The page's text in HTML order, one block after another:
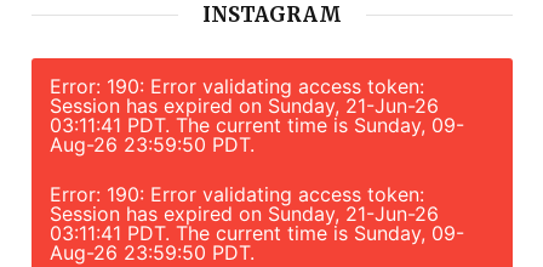
INSTAGRAM
Error: 190: Error validating access token:
Session has expired on Sunday, 21-Jun-26
03:11:41 PDT. The current time is Sunday, 09-
Aug-26 23:59:50 PDT.
Error: 190: Error validating access token:
Session has expired on Sunday, 21-Jun-26
03:11:41 PDT. The current time is Sunday, 09-
Aug-26 23:59:50 PDT.